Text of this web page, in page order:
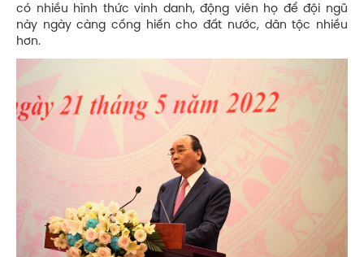
có nhiều hình thức vinh danh, động viên họ để đội ngũ
này ngày càng cống hiến cho đất nước, dân tộc nhiều
hơn.